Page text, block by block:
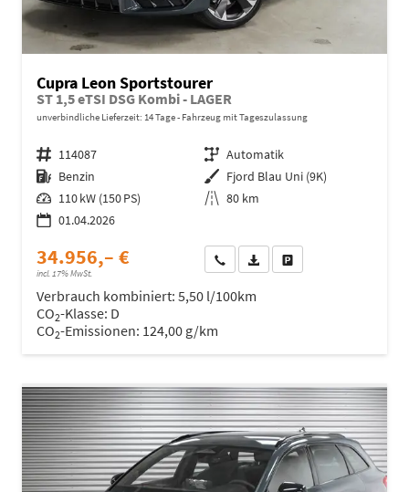
Cupra Leon Sportstourer
ST 1,5 eTSI DSG Kombi - LAGER
unverbindliche Lieferzeit: 14 Tage Fahrzeug mit Tageszulassung
Fahrzeugnr. 114087 Getriebe Automatik
Kraftstoff Benzin Außenfarbe Fjord Blau Uni (9K)
Leistung 110 kW (150 PS) Kilometerstand 80 km
01.04.2026
34.956,– €
incl. 17% MwSt.
Wir rufen Sie anFahrzeugexposé (PDF)
Verbrauch kombiniert: 5,50 l/100km
CO2-Klasse: D
CO2-Emissionen: 124,00 g/km